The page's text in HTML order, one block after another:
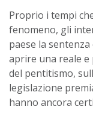
Proprio i tempi
fenomeno, gli
paese la
aprire una reale
del pentitismo,
legislazione
hanno ancora